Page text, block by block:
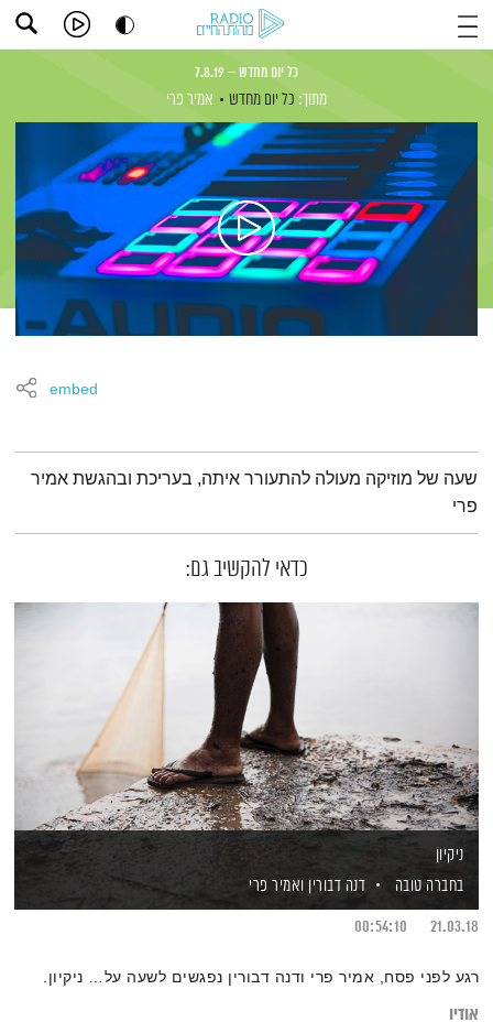
כל יום מחדש – 7.8.19
מתוך: כל יום מחדש אמיר פרי
embed
תמצית הפודקאסט
שעה של מוזיקה מעולה להתעורר איתה, בעריכת ובהגשת אמיר
פרי
כדאי להקשיב גם:
ניקיון
בחברה טובה
דנה דבורין ואמיר פרי
21.03.18
00:54:10
רגע לפני פסח, אמיר פרי ודנה דבורין נפגשים לשעה על… ניקיון.
אודיו